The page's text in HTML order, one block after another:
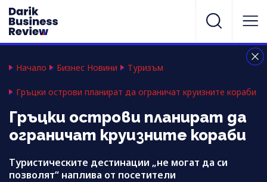
Начало Бизнес Новини Туризъм
Гръцки острови планират да ограничат круизните кораби
Гръцки острови планират да
ограничат круизните кораби
Туристическите дестинации „не могат да си
позволят“ наплива от посетители